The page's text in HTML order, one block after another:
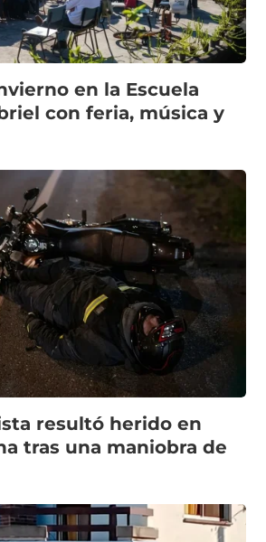
en la Escuela
con feria, música y
resultó herido en
tras una maniobra de